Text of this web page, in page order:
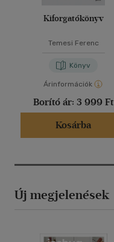
Kiforgatókönyv
Temesi Ferenc
Könyv
Árinformációk
Borító ár: 3 999 Ft
Kosárba
Új megjelenések